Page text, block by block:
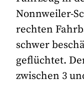
Nonnweiler-
rechten
schwer
geflüchtet.
zwischen 3